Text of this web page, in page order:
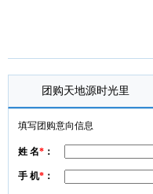
团购天地源时光里
填写团购意向信息
姓 名* ：
手 机* ：